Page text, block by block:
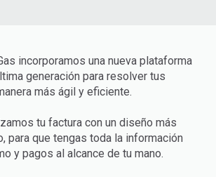
incorporamos una nueva plataforma
generación para resolver tus
más ágil y eficiente.
tu factura con un diseño más
para que tengas toda la información
y pagos al alcance de tu mano.